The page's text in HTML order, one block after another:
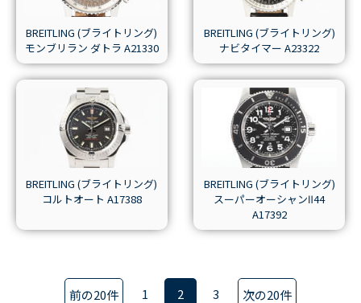
BREITLING (ブライトリング)
モンブリラン ダトラ A21330
BREITLING (ブライトリング)
ナビタイマー A23322
BREITLING (ブライトリング)
コルトオート A17388
BREITLING (ブライトリング)
スーパーオーシャンⅡ44
A17392
前の20件 1 2 3 次の20件